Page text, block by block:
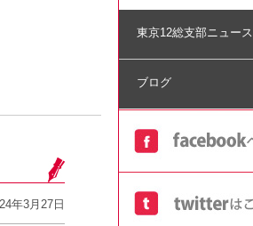
年3月27日
東京12総支部ニュース
ブログ